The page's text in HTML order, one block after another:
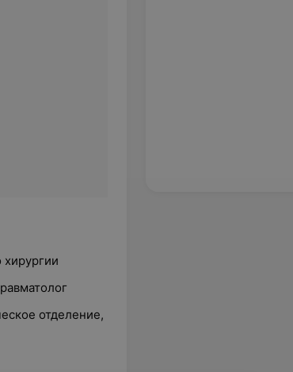
отделение,